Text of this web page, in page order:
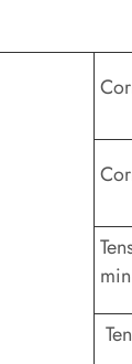
min